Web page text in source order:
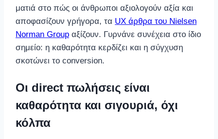
ματιά στο πώς οι άνθρωποι αξιολογούν αξία και
αποφασίζουν γρήγορα, τα UX άρθρα του Nielsen
Norman Group αξίζουν. Γυρνάνε συνέχεια στο ίδιο
σημείο: η καθαρότητα κερδίζει και η σύγχυση
σκοτώνει το conversion.
Οι direct πωλήσεις είναι
καθαρότητα και σιγουριά, όχι
κόλπα